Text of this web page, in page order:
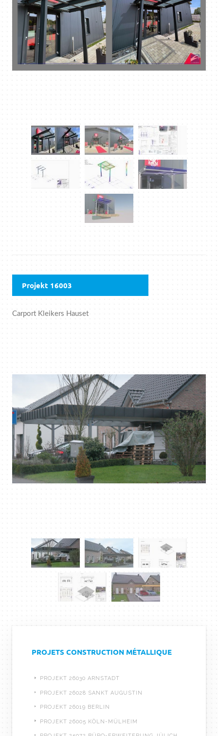
Projekt 16003
Carport Kleikers Hauset
PROJETS CONSTRUCTION MÉTALLIQUE
PROJEKT 26030 ARNSTADT
PROJEKT 26028 SANKT AUGUSTIN
PROJEKT 26019 BERLIN
PROJEKT 26005 KÖLN-MÜLHEIM